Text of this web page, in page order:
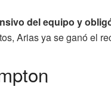
del equipo y
Arias ya se ganó el